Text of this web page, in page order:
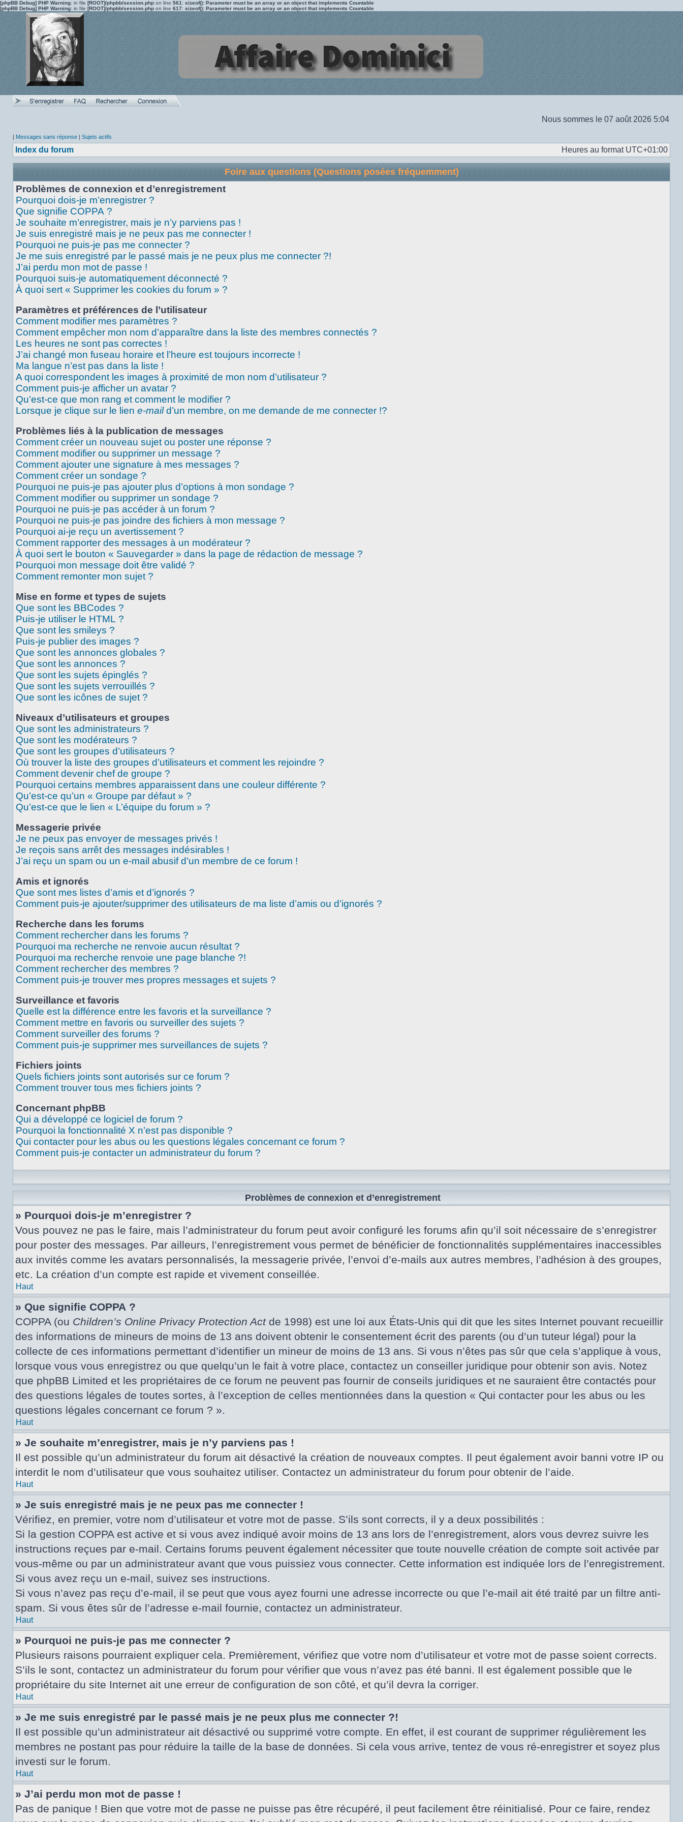
[phpBB Debug] PHP Warning: in file [ROOT]/phpbb/session.php on line 561 : sizeof(): Parameter must be an array or an object that implements Countable
[phpBB Debug] PHP Warning: in file [ROOT]/phpbb/session.php on line 617: sizeof(): Parameter must be an array or an object that implements Countable
Nous sommes le 07 août 2026 5:04
| Messages sans réponse | Sujets actifs
Index du forum Heures au format UTC+01:00
Foire aux questions (Questions posées fréquemment)
Problèmes de connexion et d’enregistrement
Pourquoi dois-je m’enregistrer ?
Que signifie COPPA ?
Je souhaite m’enregistrer, mais je n’y parviens pas !
Je suis enregistré mais je ne peux pas me connecter !
Pourquoi ne puis-je pas me connecter ?
Je me suis enregistré par le passé mais je ne peux plus me connecter ?!
J’ai perdu mon mot de passe !
Pourquoi suis-je automatiquement déconnecté ?
À quoi sert « Supprimer les cookies du forum » ?
Paramètres et préférences de l’utilisateur
Comment modifier mes paramètres ?
Comment empêcher mon nom d’apparaître dans la liste des membres connectés ?
Les heures ne sont pas correctes !
J’ai changé mon fuseau horaire et l’heure est toujours incorrecte !
Ma langue n’est pas dans la liste !
A quoi correspondent les images à proximité de mon nom d’utilisateur ?
Comment puis-je afficher un avatar ?
Qu’est-ce que mon rang et comment le modifier ?
Lorsque je clique sur le lien e-maild’un membre, on me demande de me connecter !?
Problèmes liés à la publication de messages
Comment créer un nouveau sujet ou poster une réponse ?
Comment modifier ou supprimer un message ?
Comment ajouter une signature à mes messages ?
Comment créer un sondage ?
Pourquoi ne puis-je pas ajouter plus d’options à mon sondage ?
Comment modifier ou supprimer un sondage ?
Pourquoi ne puis-je pas accéder à un forum ?
Pourquoi ne puis-je pas joindre des fichiers à mon message ?
Pourquoi ai-je reçu un avertissement ?
Comment rapporter des messages à un modérateur ?
À quoi sert le bouton « Sauvegarder » dans la page de rédaction de message ?
Pourquoi mon message doit être validé ?
Comment remonter mon sujet ?
Mise en forme et types de sujets
Que sont les BBCodes ?
Puis-je utiliser le HTML ?
Que sont les smileys ?
Puis-je publier des images ?
Que sont les annonces globales ?
Que sont les annonces ?
Que sont les sujets épinglés ?
Que sont les sujets verrouillés ?
Que sont les icônes de sujet ?
Niveaux d’utilisateurs et groupes
Que sont les administrateurs ?
Que sont les modérateurs ?
Que sont les groupes d’utilisateurs ?
Où trouver la liste des groupes d’utilisateurs et comment les rejoindre ?
Comment devenir chef de groupe ?
Pourquoi certains membres apparaissent dans une couleur différente ?
Qu’est-ce qu’un « Groupe par défaut » ?
Qu’est-ce que le lien « L’équipe du forum » ?
Messagerie privée
Je ne peux pas envoyer de messages privés !
Je reçois sans arrêt des messages indésirables !
J’ai reçu un spam ou un e-mail abusif d’un membre de ce forum !
Amis et ignorés
Que sont mes listes d’amis et d’ignorés ?
Comment puis-je ajouter/supprimer des utilisateurs de ma liste d’amis ou d’ignorés ?
Recherche dans les forums
Comment rechercher dans les forums ?
Pourquoi ma recherche ne renvoie aucun résultat ?
Pourquoi ma recherche renvoie une page blanche ?!
Comment rechercher des membres ?
Comment puis-je trouver mes propres messages et sujets ?
Surveillance et favoris
Quelle est la différence entre les favoris et la surveillance ?
Comment mettre en favoris ou surveiller des sujets ?
Comment surveiller des forums ?
Comment puis-je supprimer mes surveillances de sujets ?
Fichiers joints
Quels fichiers joints sont autorisés sur ce forum ?
Comment trouver tous mes fichiers joints ?
Concernant phpBB
Qui a développé ce logiciel de forum ?
Pourquoi la fonctionnalité X n’est pas disponible ?
Qui contacter pour les abus ou les questions légales concernant ce forum ?
Comment puis-je contacter un administrateur du forum ?
Problèmes de connexion et d’enregistrement
» Pourquoi dois-je m’enregistrer ?
Vous pouvez ne pas le faire, mais l’administrateur du forum peut avoir configuré les forums afin qu’il soit nécessaire de s’enregistrer
pour poster des messages. Par ailleurs, l’enregistrement vous permet de bénéficier de fonctionnalités supplémentaires inaccessibles
aux invités comme les avatars personnalisés, la messagerie privée, l’envoi d’e-mails aux autres membres, l’adhésion à des groupes,
etc. La création d’un compte est rapide et vivement conseillée.
Haut
» Que signifie COPPA ?
COPPA (ou Children’s Online Privacy Protection Actde 1998) est une loi aux États-Unis qui dit que les sites Internet pouvant recueillir
des informations de mineurs de moins de 13 ans doivent obtenir le consentement écrit des parents (ou d’un tuteur légal) pour la
collecte de ces informations permettant d’identifier un mineur de moins de 13 ans. Si vous n’êtes pas sûr que cela s’applique à vous,
lorsque vous vous enregistrez ou que quelqu’un le fait à votre place, contactez un conseiller juridique pour obtenir son avis. Notez
que phpBB Limited et les propriétaires de ce forum ne peuvent pas fournir de conseils juridiques et ne sauraient être contactés pour
des questions légales de toutes sortes, à l’exception de celles mentionnées dans la question « Qui contacter pour les abus ou les
questions légales concernant ce forum ? ».
Haut
» Je souhaite m’enregistrer, mais je n’y parviens pas !
Il est possible qu’un administrateur du forum ait désactivé la création de nouveaux comptes. Il peut également avoir banni votre IP ou
interdit le nom d’utilisateur que vous souhaitez utiliser. Contactez un administrateur du forum pour obtenir de l’aide.
Haut
» Je suis enregistré mais je ne peux pas me connecter !
Vérifiez, en premier, votre nom d’utilisateur et votre mot de passe. S’ils sont corrects, il y a deux possibilités :
Si la gestion COPPA est active et si vous avez indiqué avoir moins de 13 ans lors de l’enregistrement, alors vous devrez suivre les
instructions reçues par e-mail. Certains forums peuvent également nécessiter que toute nouvelle création de compte soit activée par
vous-même ou par un administrateur avant que vous puissiez vous connecter. Cette information est indiquée lors de l’enregistrement.
Si vous avez reçu un e-mail, suivez ses instructions.
Si vous n’avez pas reçu d’e-mail, il se peut que vous ayez fourni une adresse incorrecte ou que l’e-mail ait été traité par un filtre anti-
spam. Si vous êtes sûr de l’adresse e-mail fournie, contactez un administrateur.
Haut
» Pourquoi ne puis-je pas me connecter ?
Plusieurs raisons pourraient expliquer cela. Premièrement, vérifiez que votre nom d’utilisateur et votre mot de passe soient corrects.
S’ils le sont, contactez un administrateur du forum pour vérifier que vous n’avez pas été banni. Il est également possible que le
propriétaire du site Internet ait une erreur de configuration de son côté, et qu’il devra la corriger.
Haut
» Je me suis enregistré par le passé mais je ne peux plus me connecter ?!
Il est possible qu’un administrateur ait désactivé ou supprimé votre compte. En effet, il est courant de supprimer régulièrement les
membres ne postant pas pour réduire la taille de la base de données. Si cela vous arrive, tentez de vous ré-enregistrer et soyez plus
investi sur le forum.
Haut
» J’ai perdu mon mot de passe !
Pas de panique ! Bien que votre mot de passe ne puisse pas être récupéré, il peut facilement être réinitialisé. Pour ce faire, rendez